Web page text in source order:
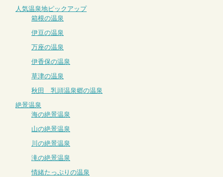
人気温泉地ピックアップ
箱根の温泉
伊豆の温泉
万座の温泉
伊香保の温泉
草津の温泉
秋田 乳頭温泉郷の温泉
絶景温泉
海の絶景温泉
山の絶景温泉
川の絶景温泉
滝の絶景温泉
情緒たっぷりの温泉